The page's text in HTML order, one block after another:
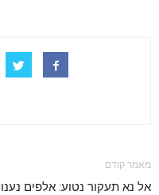
מאמר קודם
אל נא תעקור נטוע: אלפים נענו